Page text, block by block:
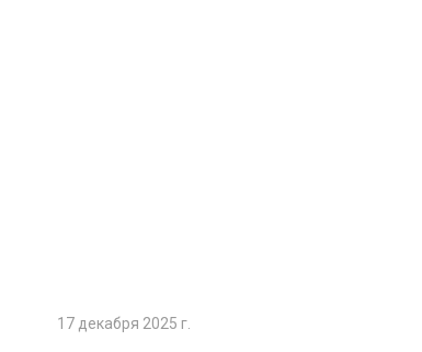
17 декабря 2025 г.